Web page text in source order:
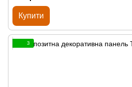
Купити
3